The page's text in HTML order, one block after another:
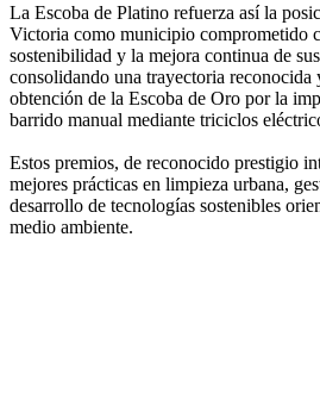
La Escoba de Platino refuerza así la
Victoria como municipio comprometido
sostenibilidad y la mejora continua de
consolidando una trayectoria reconocida
obtención de la Escoba de Oro por la
barrido manual mediante triciclos
Estos premios, de reconocido prestigio
mejores prácticas en limpieza urbana,
desarrollo de tecnologías sostenibles
medio ambiente.